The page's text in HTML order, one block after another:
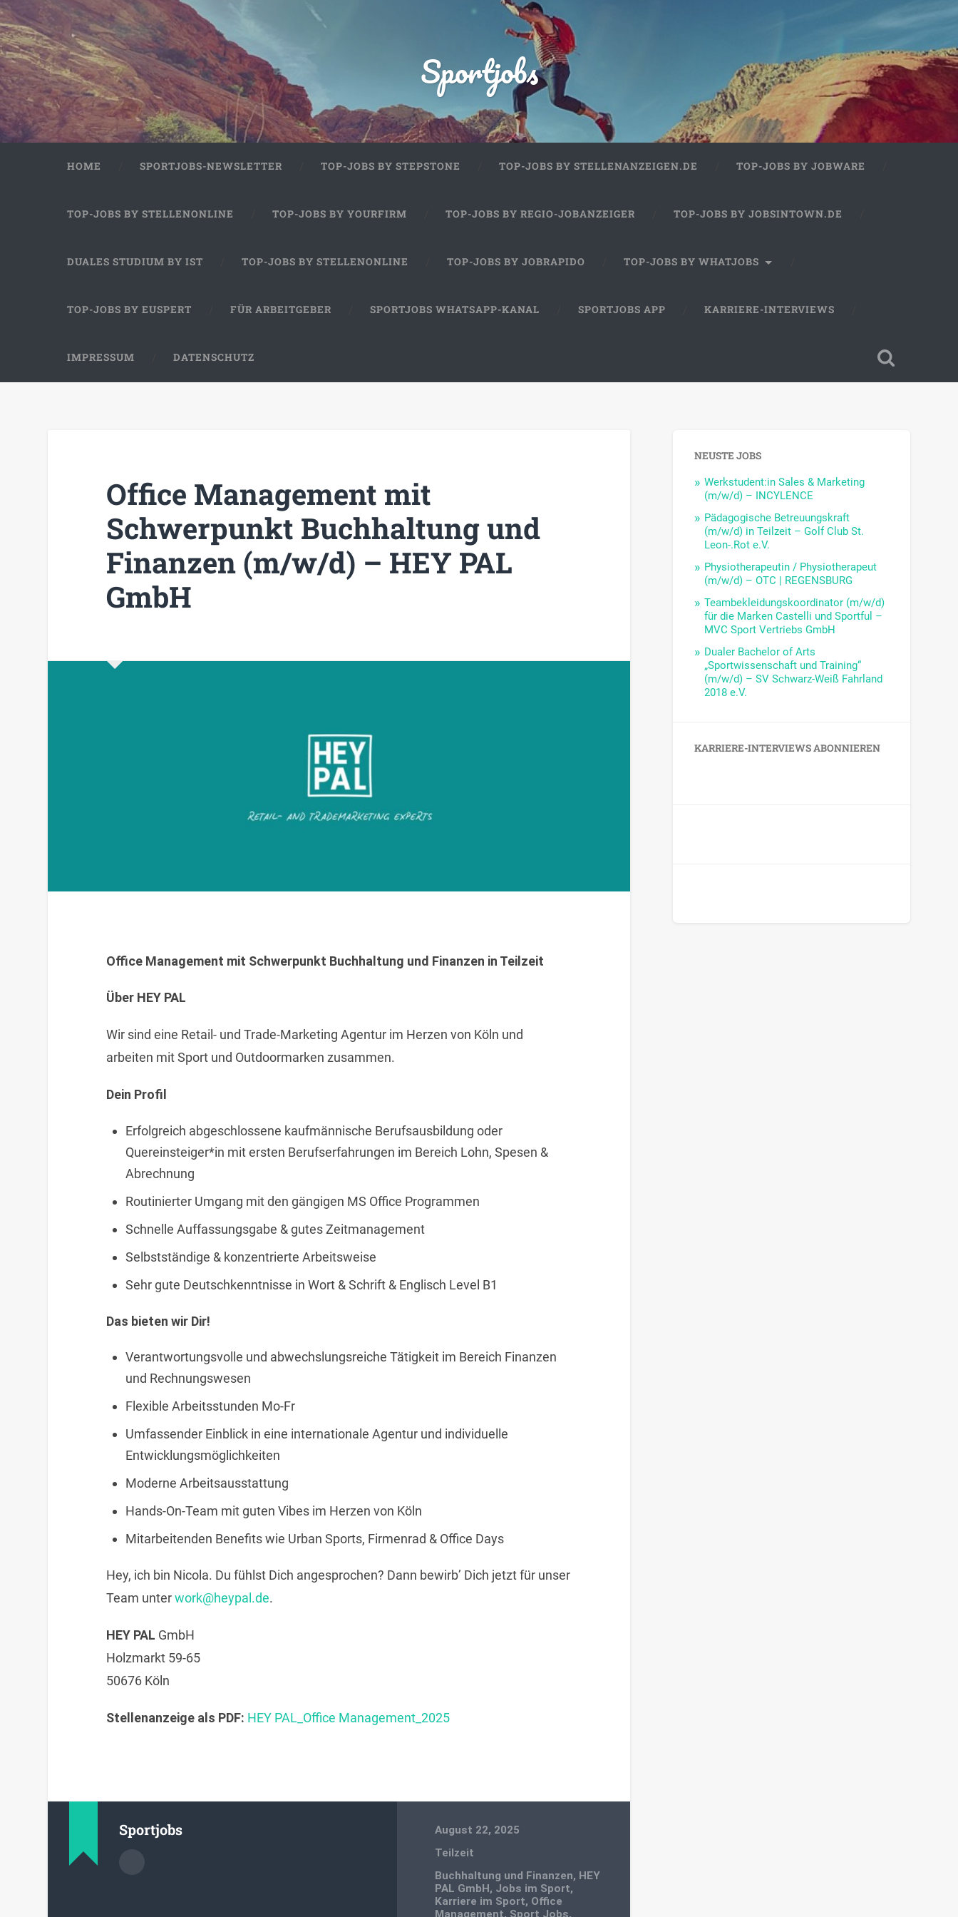
Sportjobs
HOME SPORTJOBS-NEWSLETTER TOP-JOBS BY STEPSTONE TOP-JOBS BY STELLENANZEIGEN.DE TOP-JOBS BY JOBWARE
TOP-JOBS BY STELLENONLINE TOP-JOBS BY YOURFIRM TOP-JOBS BY REGIO-JOBANZEIGER TOP-JOBS BY JOBSINTOWN.DE
DUALES STUDIUM BY IST TOP-JOBS BY STELLENONLINE TOP-JOBS BY JOBRAPIDO TOP-JOBS BY WHATJOBS
TOP-JOBS BY EUSPERT FÜR ARBEITGEBER SPORTJOBS WHATSAPP-KANAL SPORTJOBS APP KARRIERE-INTERVIEWS
IMPRESSUM DATENSCHUTZ
Office Management mit
Schwerpunkt Buchhaltung und
Finanzen (m/w/d) – HEY PAL
GmbH
Office Management mit Schwerpunkt Buchhaltung und Finanzen in Teilzeit
Über HEY PAL
Wir sind eine Retail- und Trade-Marketing Agentur im Herzen von Köln und
arbeiten mit Sport und Outdoormarken zusammen.
Dein Profil
Erfolgreich abgeschlossene kaufmännische Berufsausbildung oder
Quereinsteiger*in mit ersten Berufserfahrungen im Bereich Lohn, Spesen &
Abrechnung
Routinierter Umgang mit den gängigen MS Office Programmen
Schnelle Auffassungsgabe & gutes Zeitmanagement
Selbstständige & konzentrierte Arbeitsweise
Sehr gute Deutschkenntnisse in Wort & Schrift & Englisch Level B1
Das bieten wir Dir!
Verantwortungsvolle und abwechslungsreiche Tätigkeit im Bereich Finanzen
und Rechnungswesen
Flexible Arbeitsstunden Mo-Fr
Umfassender Einblick in eine internationale Agentur und individuelle
Entwicklungsmöglichkeiten
Moderne Arbeitsausstattung
Hands-On-Team mit guten Vibes im Herzen von Köln
Mitarbeitenden Benefits wie Urban Sports, Firmenrad & Office Days
Hey, ich bin Nicola. Du fühlst Dich angesprochen? Dann bewirb’ Dich jetzt für unser
Team unterwork@heypal.de.
HEY PAL GmbH
Holzmarkt 59-65
50676 Köln
Stellenanzeige als PDF: HEY PAL_Office Management_2025
Sportjobs
August 22, 2025
Teilzeit
Buchhaltung und Finanzen, HEY
PAL GmbH, Jobs im Sport,
Karriere im Sport, Office
Management, Sport Jobs,
NEUSTE JOBS
Werkstudent:in Sales & Marketing
(m/w/d) – INCYLENCE
Pädagogische Betreuungskraft
(m/w/d) in Teilzeit – Golf Club St.
Leon-.Rot e.V.
Physiotherapeutin / Physiotherapeut
(m/w/d) – OTC | REGENSBURG
Teambekleidungskoordinator (m/w/d)
für die Marken Castelli und Sportful –
MVC Sport Vertriebs GmbH
Dualer Bachelor of Arts
„Sportwissenschaft und Training“
(m/w/d) – SV Schwarz-Weiß Fahrland
2018 e.V.
KARRIERE-INTERVIEWS ABONNIEREN